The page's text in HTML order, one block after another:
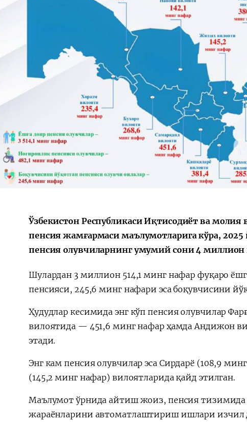
Ўзбекистон Республикаси Иқтисодиёт ва
пенсия жамғармаси маълумотларига кўра, 2025
пенсия олувчиларнинг умумий сони 4
Шулардан 3 миллион 514,1 минг нафар фуқаро
пенсияси, 245,6 минг нафари эса боқувчисини
Ҳудудлар кесимида энг кўп пенсия олувчилар
вилоятида — 451,6 минг нафар ҳамда Андижон
этади.
Энг кам пенсия олувчилар эса Сирдарё (108,9
(145,2 минг нафар) вилоятларида қайд этилган.
Маълумот ўрнида айтиш жоиз, пенсия
жараёнларини автоматлаштириш ишлари изчил